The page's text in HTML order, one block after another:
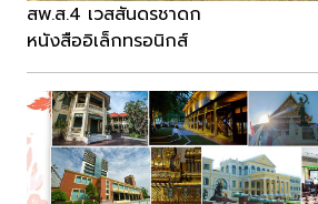
สพ.ส.4 เวสสันดรชาดก
หนังสืออิเล็กทรอนิกส์